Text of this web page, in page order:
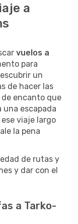
a
vuelos a
para
un
de hacer las
de encanto que
una escapada
viaje largo
la pena
de rutas y
y dar con el
a Tarko-